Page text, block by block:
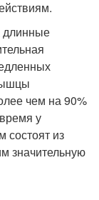
длинные
чем на 90%
у
из
значительную